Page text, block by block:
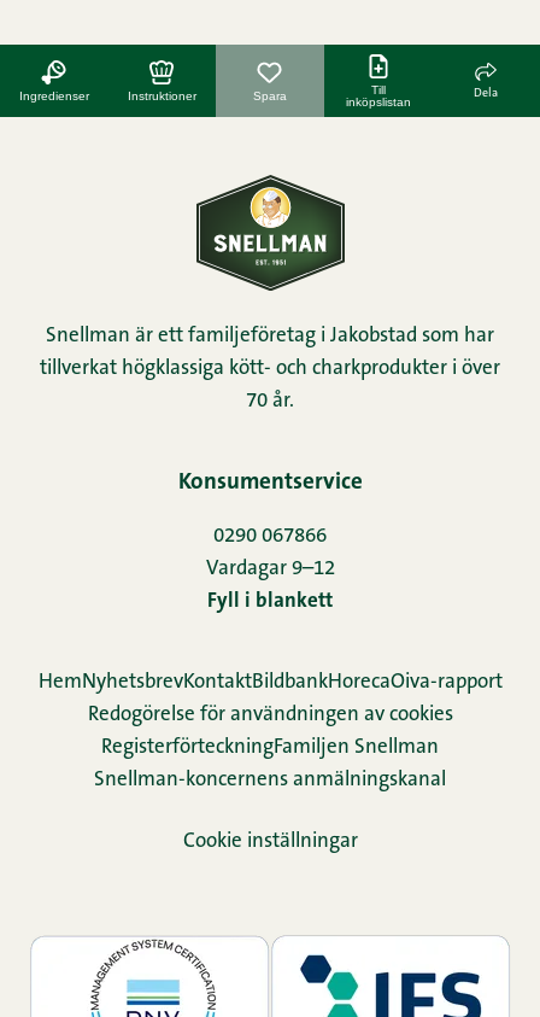
Ingredienser Instruktioner Spara
Till
inköpslistan
Dela
Snellman är ett familjeföretag i Jakobstad som har
tillverkat högklassiga kött- och charkprodukter i över
70 år.
Konsumentservice
0290 067866
Vardagar 9–12
Fyll i blankett
HemNyhetsbrevKontaktBildbankHorecaOiva-rapport
Redogörelse för användningen av cookies
Re­gis­ter­för­teck­ningFamiljen Snellman
Snellman-koncernens anmälningskanal
Cookie inställningar